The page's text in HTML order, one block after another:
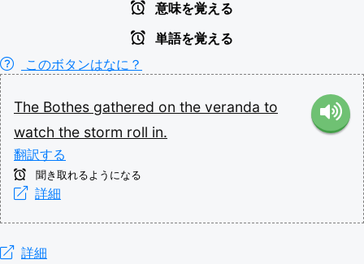
意味を覚える
単語を覚える
このボタンはなに？
The Bothes gathered on the veranda to
watch the storm roll in.
翻訳する
聞き取れるようになる
詳細
詳細